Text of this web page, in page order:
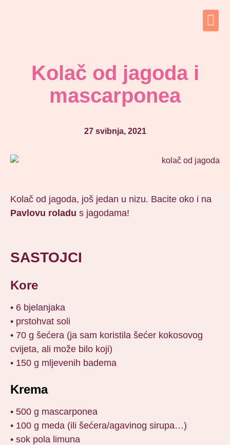
Kolač od jagoda i
mascarponea
27 svibnja, 2021
Kolač od jagoda, još jedan u nizu. Bacite oko i na
Pavlovu roladu s jagodama!
SASTOJCI
Kore
• 6 bjelanjaka
• prstohvat soli
• 70 g šećera (ja sam koristila šećer kokosovog
cvijeta, ali može bilo koji)
• 150 g mljevenih badema
Krema
• 500 g mascarponea
• 100 g meda (ili šećera/agavinog sirupa…)
• sok pola limuna